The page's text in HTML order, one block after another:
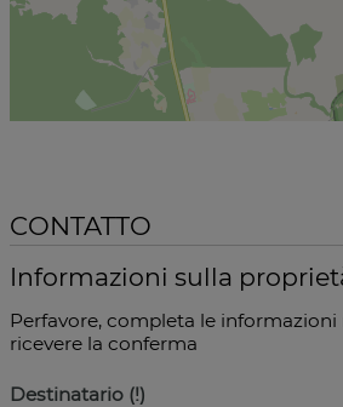
CONTATTO
Informazioni sulla
Perfavore, completa le informazioni
ricevere la conferma
Destinatario